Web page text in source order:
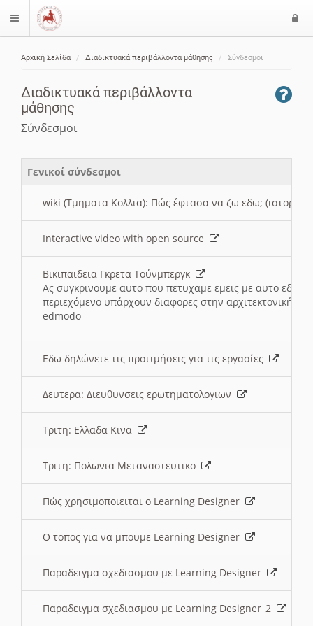
$langMenu
Αρχική Σελίδα Διαδικτυακά περιβάλλοντα μάθησης Σύνδεσμοι
Διαδικτυακά περιβάλλοντα
μάθησης
Σύνδεσμοι
Γενικοί σύνδεσμοι
wiki (Τμηματα Κολλια): Πώς έφτασα να ζω εδω; (ιστορια)
Interactive video with open source
Βικιπαιδεια Γκρετα Τούνμπεργκ
Ας συγκρινουμε αυτο που πετυχαμε εμεις με αυτο εδω
περιεχόμενο υπάρχουν διαφορες στην αρχιτεκτονική
edmodo
Εδω δηλώνετε τις προτιμήσεις για τις εργασίες
Δευτερα: Διευθυνσεις ερωτηματολογιων
Τριτη: Ελλαδα Κινα
Τριτη: Πολωνια Μεταναστευτικο
Πώς χρησιμοποιειται ο Learning Designer
O τοπος για να μπουμε Learning Designer
Παραδειγμα σχεδιασμου με Learning Designer
Παραδειγμα σχεδιασμου με Learning Designer_2